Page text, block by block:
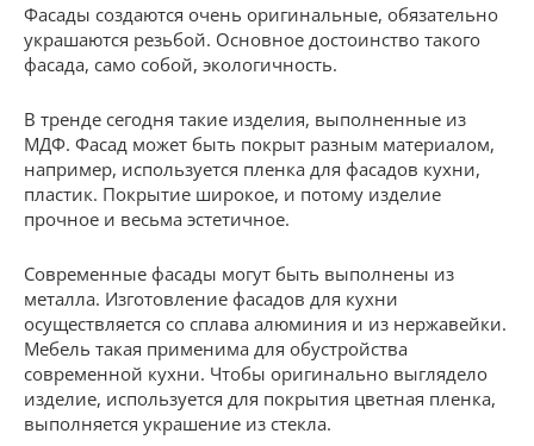
Фасады создаются очень оригинальные, обязательно
украшаются резьбой. Основное достоинство такого
фасада, само собой, экологичность.
В тренде сегодня такие изделия, выполненные из
МДФ. Фасад может быть покрыт разным материалом,
например, используется пленка для фасадов кухни,
пластик. Покрытие широкое, и потому изделие
прочное и весьма эстетичное.
Современные фасады могут быть выполнены из
металла. Изготовление фасадов для кухни
осуществляется со сплава алюминия и из нержавейки.
Мебель такая применима для обустройства
современной кухни. Чтобы оригинально выглядело
изделие, используется для покрытия цветная пленка,
выполняется украшение из стекла.